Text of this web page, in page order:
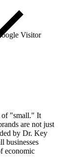
Visitor
of "small." It
are not just
by Dr. Key
businesses
economic